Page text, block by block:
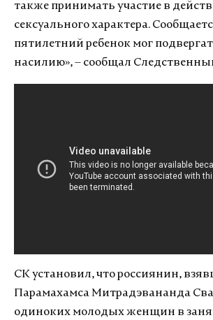
также принимать участие в
сексуального характера.
пятилетний ребенок мог
насилию», – сообщал
СК установил, что россиянин,
Парамахамса Митрадэвананда
одиноких молодых женщин в